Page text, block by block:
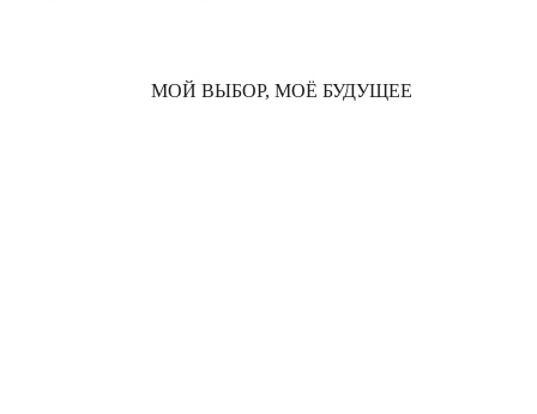
МОЙ ВЫБОР, МОЁ БУДУЩЕЕ